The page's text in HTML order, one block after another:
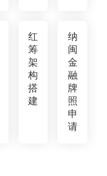
红
筹
架
构
搭
建
纳
闽
金
融
牌
照
申
请